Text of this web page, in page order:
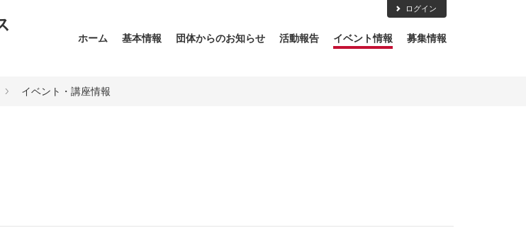
ログイン
ホーム 基本情報 団体からのお知らせ 活動報告 イベント情報 募集情報
イベント・講座情報